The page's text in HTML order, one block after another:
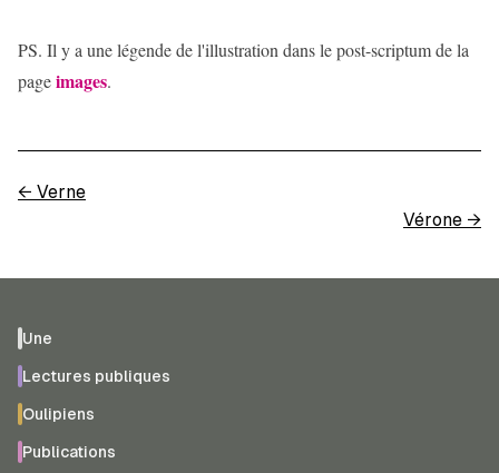
PS. Il y a une légende de l'illustration dans le post-scriptum de la
pageimages.
← Verne
Vérone →
Une
Lectures publiques
Oulipiens
Publications